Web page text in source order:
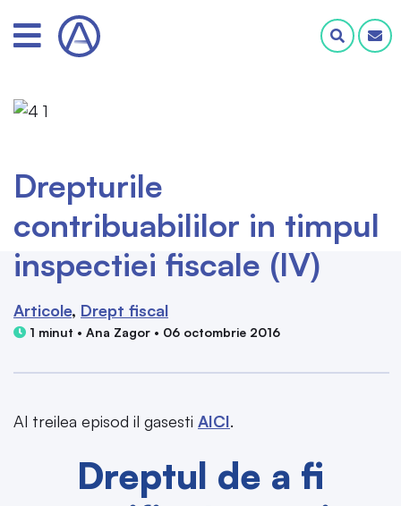
Drepturile
contribuabililor in timpul
inspectiei fiscale (IV)
Articole Drept fiscal
1 minut • Ana Zagor • 06 octombrie 2016
Al treilea episod il gasesti AICI.
Dreptul de a fi